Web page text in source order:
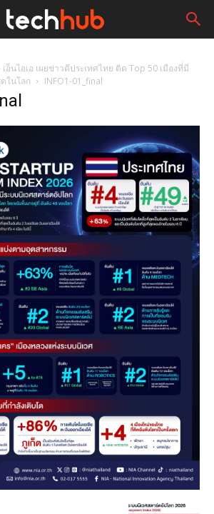
เอ็นไอเอ เผยข่าวดีประเทศไทย ติด Top 50 เมืองที่มี
ในโลก
INFO1-01_final